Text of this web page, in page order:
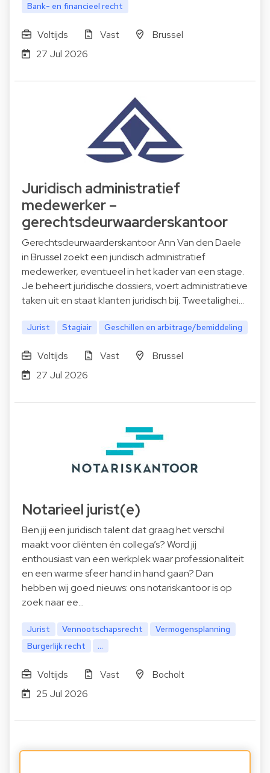
Bank- en financieel recht
Voltijds Vast
Brussel
27 Jul 2026
Juridisch administratief
medewerker –
gerechtsdeurwaarderskantoor
Gerechtsdeurwaarderskantoor Ann Van den Daele
in Brussel zoekt een juridisch administratief
medewerker, eventueel in het kader van een stage.
Je beheert juridische dossiers, voert administratieve
taken uit en staat klanten juridisch bij. Tweetalighei…
Jurist Stagiair Geschillen en arbitrage/bemiddeling
Voltijds Vast
Brussel
27 Jul 2026
Notarieel jurist(e)
Ben jij een juridisch talent dat graag het verschil
maakt voor cliënten én collega’s? Word jij
enthousiast van een werkplek waar professionaliteit
en een warme sfeer hand in hand gaan? Dan
hebben wij goed nieuws: ons notariskantoor is op
zoek naar ee…
Jurist Vennootschapsrecht
Vermogensplanning
Burgerlijk recht
...
Voltijds Vast
Bocholt
25 Jul 2026